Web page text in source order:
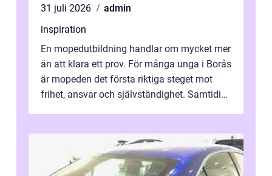
31 juli 2026
admin
inspiration
En mopedutbildning handlar om mycket mer
än att klara ett prov. För många unga i Borås
är mopeden det första riktiga steget mot
frihet, ansvar och självständighet. Samtidigt